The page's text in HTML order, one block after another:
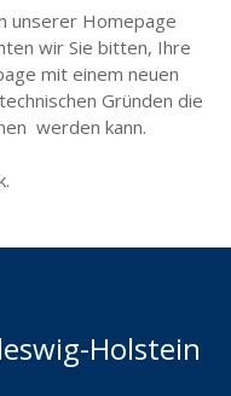
unserer Homepage
wir Sie bitten, Ihre
mit einem neuen
Gründen die
werden kann.
Holstein